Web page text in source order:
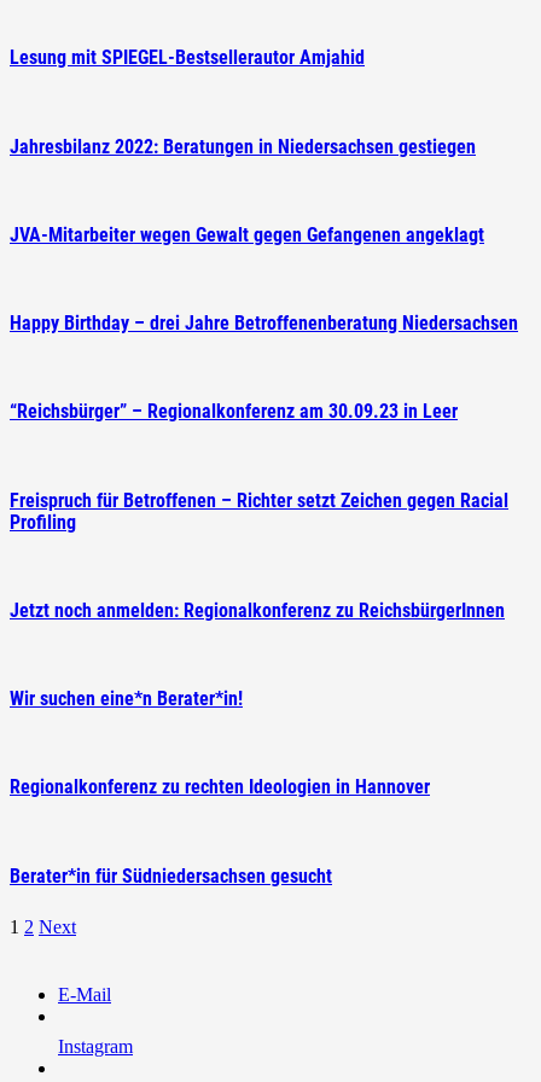
Lesung mit SPIEGEL-Bestsellerautor Amjahid
Jahresbilanz 2022: Beratungen in Niedersachsen gestiegen
JVA-Mitarbeiter wegen Gewalt gegen Gefangenen angeklagt
Happy Birthday – drei Jahre Betroffenenberatung Niedersachsen
“Reichsbürger” – Regionalkonferenz am 30.09.23 in Leer
Freispruch für Betroffenen – Richter setzt Zeichen gegen Racial
Profiling
Jetzt noch anmelden: Regionalkonferenz zu ReichsbürgerInnen
Wir suchen eine*n Berater*in!
Regionalkonferenz zu rechten Ideologien in Hannover
Berater*in für Südniedersachsen gesucht
1 2 Next
E-Mail
Instagram